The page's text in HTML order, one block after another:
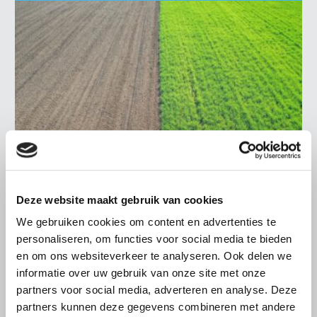
Deze website maakt gebruik van cookies
We gebruiken cookies om content en advertenties te
personaliseren, om functies voor social media te bieden
en om ons websiteverkeer te analyseren. Ook delen we
informatie over uw gebruik van onze site met onze
partners voor social media, adverteren en analyse. Deze
partners kunnen deze gegevens combineren met andere
Konijnenhouderij
Melkveehouderij
Paardenhouderij
Pluimveehouderij
Schapenhouderij
Vleesveehouderij
Bollenteelt
Bomen, vaste planten en zomerbloemen
Fruitteelt
Glastuinbouw
Paddenstoelen
Vrouw en Bedrijf
Nieuws
Nieuwsabonnement
Webinars
Over LTO
LTO Nederland
Mensen
Bestuur en Directie
Medewerkers
Vakgroepbestuurders
Jaarverslag 2023
Vacatures
Pers
Contact
NIEUWS
8 AUGUSTUS 2019
IPCC-rapport klimaat en
voedselzekerheid
Het IPCC, een wereldwijde organisatie voor